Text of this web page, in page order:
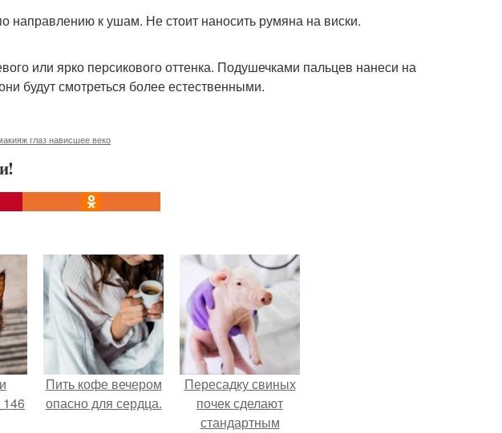
направлению к ушам. Не стоит наносить румяна на виски.
или ярко персикового оттенка. Подушечками пальцев нанеси на
будут смотреться более естественными.
глаз нависшее веко
146
Пить кофе вечером
опасно для сердца.
Пересадку свиных
почек сделают
стандартным